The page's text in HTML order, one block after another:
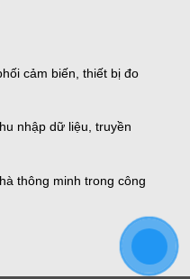
cảm biến, thiết bị đo
nhập dữ liệu, truyền
thông minh trong công